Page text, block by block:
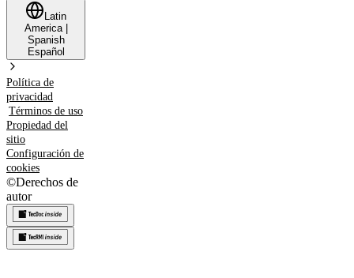
Latin
America|
Spanish
Español
Política de
privacidad
Términos de uso
Propiedad del
sitio
Configuración de
cookies
©Derechos de
autor